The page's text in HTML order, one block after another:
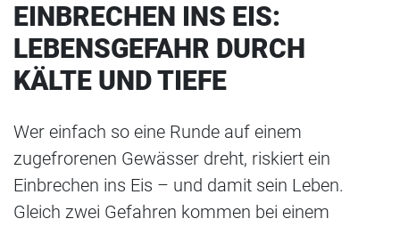
EINBRECHEN INS EIS:
LEBENSGEFAHR DURCH
KÄLTE UND TIEFE
Wer einfach so eine Runde auf einem
zugefrorenen Gewässer dreht, riskiert ein
Einbrechen ins Eis – und damit sein Leben.
Gleich zwei Gefahren kommen bei einem